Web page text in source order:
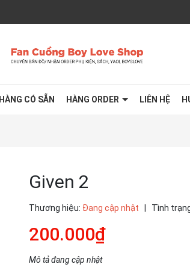
HÀNG CÓ SẴN HÀNG ORDER LIÊN HỆ
Given 2
Thương hiệu: Đang cập nhật Tình
200.000₫
Mô tả đang cập nhật